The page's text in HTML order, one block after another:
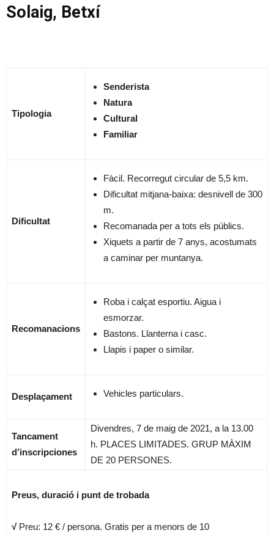
Solaig, Betxí
Tipologia
Senderista
Natura
Cultural
Familiar
Dificultat
Fàcil. Recorregut circular de 5,5 km.
Dificultat mitjana-baixa: desnivell de 300
m.
Recomanada per a tots els públics.
Xiquets a partir de 7 anys, acostumats
a caminar per muntanya.
Recomanacions
Roba i calçat esportiu. Aigua i
esmorzar.
Bastons. Llanterna i casc.
Llapis i paper o similar.
Desplaçament Vehicles particulars.
Tancament
d’inscripciones
Divendres, 7 de maig de 2021, a la 13.00
h. PLACES LIMITADES. GRUP MÀXIM
DE 20 PERSONES.
Preus, duració i punt de trobada
√Preu: 12 € / persona. Gratis per a menors de 10